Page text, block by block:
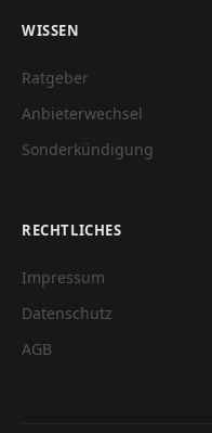
WISSEN
Ratgeber
Anbieterwechsel
Sonderkündigung
RECHTLICHES
Impressum
Datenschutz
AGB